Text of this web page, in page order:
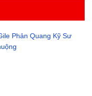
Phản Quang Kỹ Sư